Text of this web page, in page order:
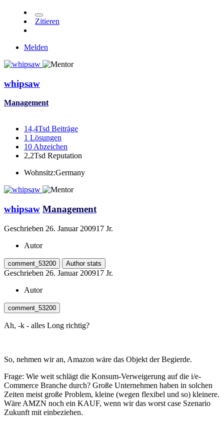
Zitieren
Melden
whipsaw
Management
14,4Tsd Beiträge
1 Lösungen
10 Abzeichen
2,2Tsd Reputation
Wohnsitz:Germany
whipsaw Management
Geschrieben 26. Januar 200917 Jr.
Autor
comment_53200 Author stats
Geschrieben 26. Januar 200917 Jr.
Autor
comment_53200
Ah, -k - alles Long richtig?
So, nehmen wir an, Amazon wäre das Objekt der Begierde.
Frage: Wie weit schlägt die Konsum-Verweigerung auf die i/e-
Commerce Branche durch? Große Unternehmen haben in solchen
Zeiten meist große Problem, kleine (wegen flexibel und so) kleinere.
Wäre AMZN noch ein KAUF, wenn wir das worst case Szenario
Zukunft mit einbeziehen.